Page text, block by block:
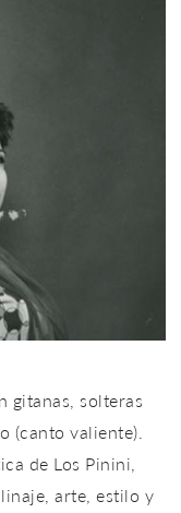
gitanas, solteras
(canto valiente).
de Los Pinini,
arte, estilo y